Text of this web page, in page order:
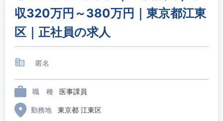
収320万円～380万円｜東京都江東
区｜正社員の求人
匿名
職 種 医事課員
勤務地 東京都 江東区